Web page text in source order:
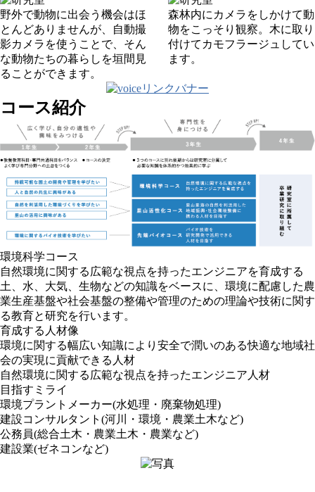
野外で動物に出会う機会はほ
とんどありませんが、自動撮
影カメラを使うことで、そん
な動物たちの暮らしを垣間見
ることができます。
森林内にカメラをしかけて動
物をこっそり観察。木に取り
付けてカモフラージュしてい
ます。
コース紹介
環境科学コース
自然環境に関する広範な視点を持ったエンジニアを育成する
土、水、大気、生物などの知識をベースに、環境に配慮した農
業生産基盤や社会基盤の整備や管理のための理論や技術に関す
る教育と研究を行います。
育成する人材像
環境に関する幅広い知識により安全で潤いのある快適な地域社
会の実現に貢献できる人材
自然環境に関する広範な視点を持ったエンジニア人材
目指すミライ
環境プラントメーカー(水処理・廃棄物処理)
建設コンサルタント(河川・環境・農業土木など)
公務員(総合土木・農業土木・農業など)
建設業(ゼネコンなど)